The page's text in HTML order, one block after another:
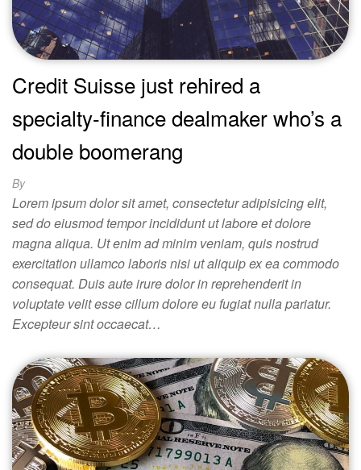
Credit Suisse just rehired a
specialty-finance dealmaker who’s a
double boomerang
By
Lorem ipsum dolor sit amet, consectetur adipisicing elit,
sed do eiusmod tempor incididunt ut labore et dolore
magna aliqua. Ut enim ad minim veniam, quis nostrud
exercitation ullamco laboris nisi ut aliquip ex ea commodo
consequat. Duis aute irure dolor in reprehenderit in
voluptate velit esse cillum dolore eu fugiat nulla pariatur.
Excepteur sint occaecat…